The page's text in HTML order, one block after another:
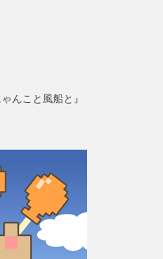
んこと風船と』